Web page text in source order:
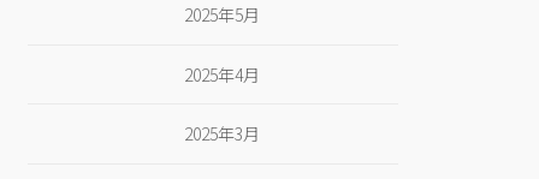
2025年5月
2025年4月
2025年3月